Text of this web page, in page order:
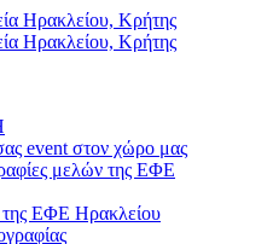
event στον χώρο μας
μελών της ΕΦΕ
ΕΦΕ Ηρακλείου